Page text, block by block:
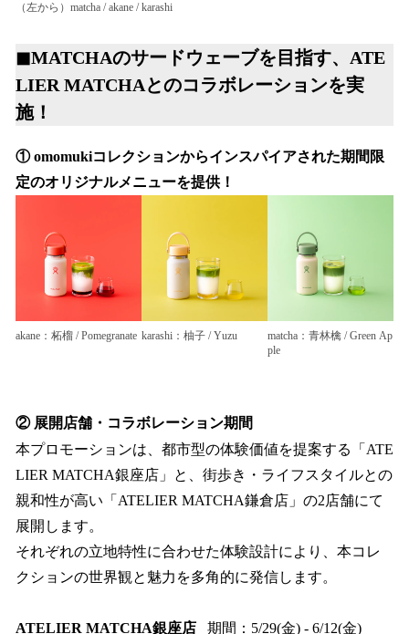
（左から）matcha / akane / karashi
◼︎MATCHAのサードウェーブを目指す、ATE
LIER MATCHAとのコラボレーションを実
施！
① omomukiコレクションからインスパイアされた期間限
定のオリジナルメニューを提供！
akane：柘榴 / Pomegranate karashi：柚子 / Yuzu
matcha：青林檎 / Green Ap
ple
② 展開店舗・コラボレーション期間
本プロモーションは、都市型の体験価値を提案する「ATE
LIER MATCHA銀座店」と、街歩き・ライフスタイルとの
親和性が高い「ATELIER MATCHA鎌倉店」の2店舗にて
展開します。
それぞれの立地特性に合わせた体験設計により、本コレ
クションの世界観と魅力を多角的に発信します。
ATELIER MATCHA銀座店 期間：5/29(金) - 6/12(金)